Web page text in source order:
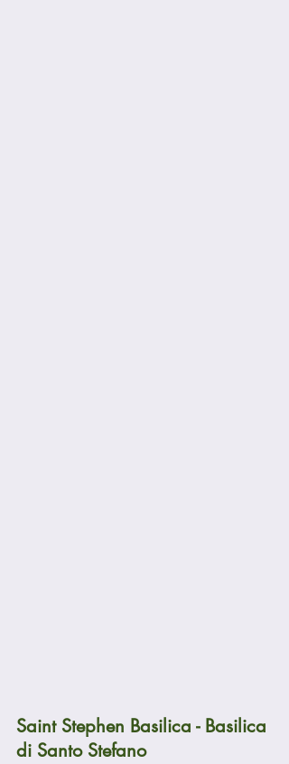
Saint Stephen Basilica - Basilica
di Santo Stefano